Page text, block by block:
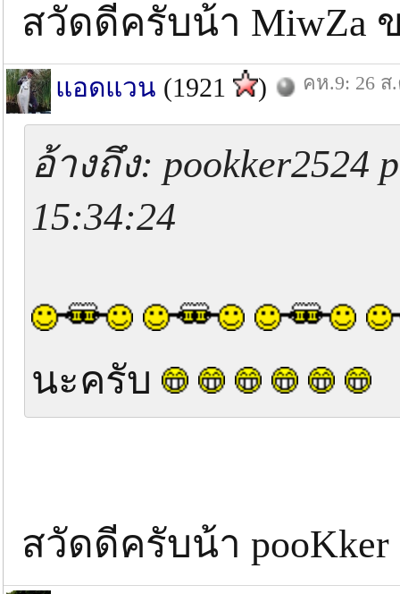
สวัดดีครับน้า
แอดแวน (1921 ) คห.9: 26 ส
อ้างถึง: pookker2524
15:34:24
นะครับ
สวัดดีครับน้า